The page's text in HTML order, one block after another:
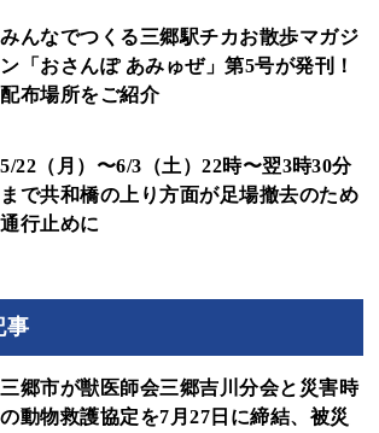
みんなでつくる三郷駅チカお散歩マガジ
ン「おさんぽ あみゅぜ」第5号が発刊！
配布場所をご紹介
5/22（月）〜6/3（土）22時〜翌3時30分
まで共和橋の上り方面が足場撤去のため
通行止めに
事
三郷市が獣医師会三郷吉川分会と災害時
の動物救護協定を7月27日に締結、被災